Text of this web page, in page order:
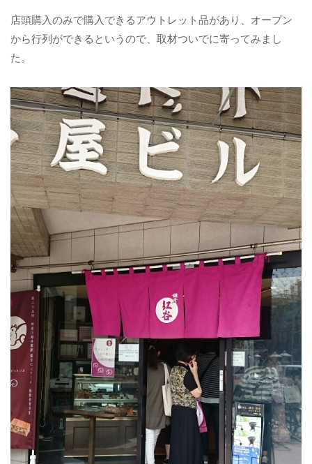
店頭購入のみで購入できるアウトレット品があり、オープン
から行列ができるというので、取材ついでに寄ってみまし
た。